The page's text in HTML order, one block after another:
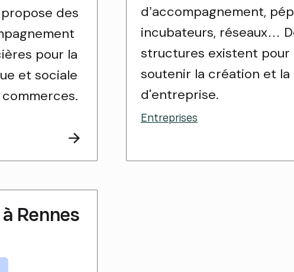
des
pour la
et sociale
d’accompagnement,
incubateurs, réseaux…
structures existent pour
soutenir la création et la
d'entreprise.
Entreprises
Rennes